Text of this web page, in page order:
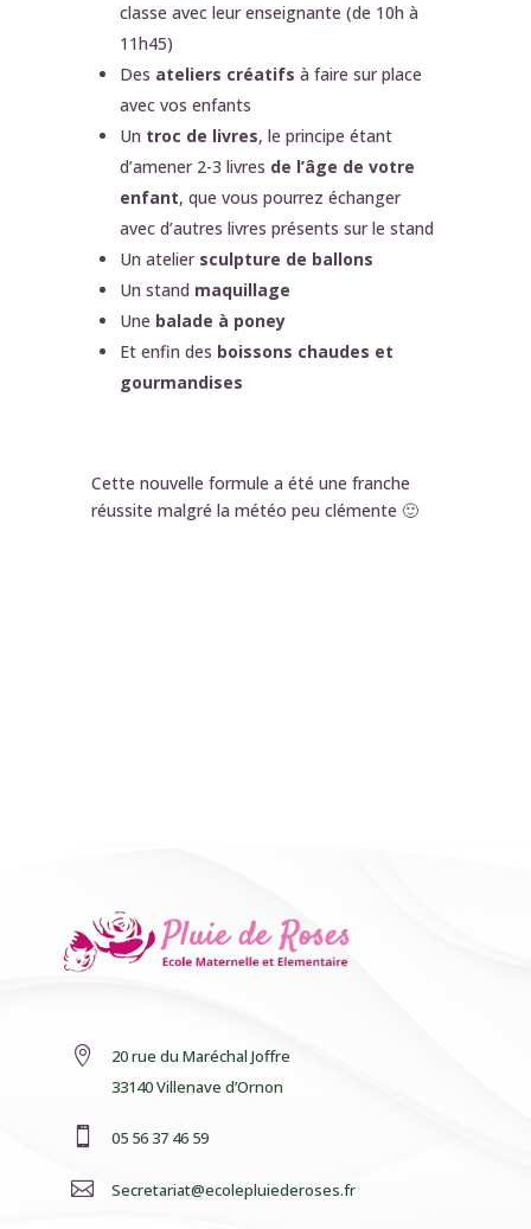
classe avec leur enseignante (de 10h à
11h45)
Des ateliers créatifs à faire sur place
avec vos enfants
Un troc de livres, le principe étant
d’amener 2-3 livres de l’âge de votre
enfant, que vous pourrez échanger
avec d’autres livres présents sur le stand
Un atelier sculpture de ballons
Un stand maquillage
Une balade à poney
Et enfin des boissons chaudes et
gourmandises
Cette nouvelle formule a été une franche
réussite malgré la météo peu clémente 🙂

20 rue du Maréchal Joffre
33140 Villenave d’Ornon
 05 56 37 46 59
 Secretariat@ecolepluiederoses.fr